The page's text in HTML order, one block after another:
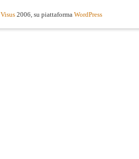
Visus 2006, su piattaforma WordPress